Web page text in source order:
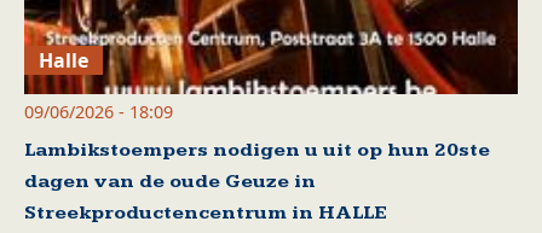
Halle
09/06/2026 - 18:09
Lambikstoempers nodigen u uit op hun 20ste
dagen van de oude Geuze in
Streekproductencentrum in HALLE